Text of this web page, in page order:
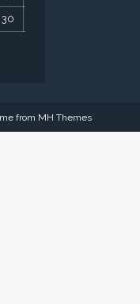
30
from MH Themes